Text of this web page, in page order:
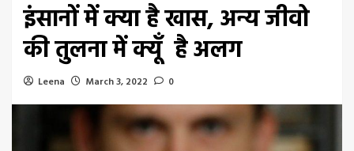
इंसानों में क्या है खास, अन्य जीवो
की तुलना में क्यूँ है अलग
Leena March 3, 2022 0